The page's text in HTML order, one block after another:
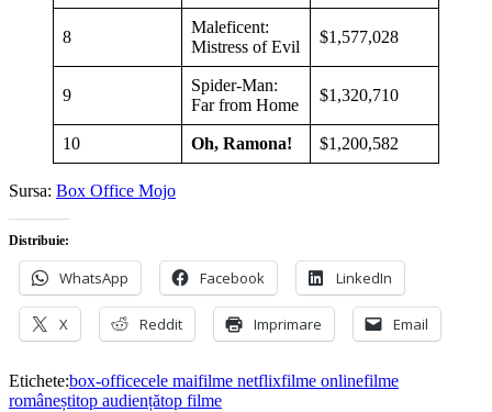
8
Maleficent:
Mistress of Evil
$1,577,028
9
Spider-Man:
Far from Home
$1,320,710
10 Oh, Ramona! $1,200,582
Sursa: Box Office Mojo
Distribuie:
WhatsApp Facebook LinkedIn
X Reddit Imprimare Email
Etichete:box-officecele maifilme netflixfilme onlinefilme
româneștitop audiențătop filme